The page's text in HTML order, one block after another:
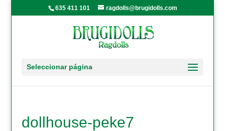
635 411 101 ragdolls@brugidolls.com
Seleccionar página
dollhouse-peke7